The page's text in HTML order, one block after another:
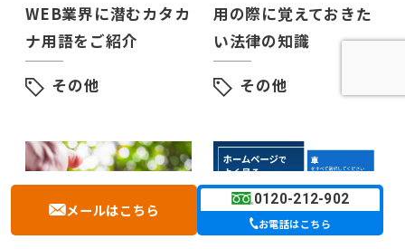
WEB業界に潜むカタカ
ナ用語をご紹介
その他
用の際に覚えておきた
い法律の知識
その他
メールはこちら
0120-212-902
お電話はこちら